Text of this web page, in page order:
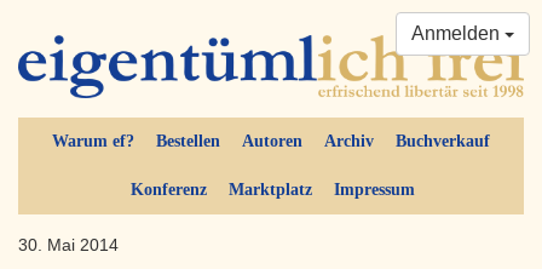
Warum ef? Bestellen Autoren Archiv Buchverkauf
Konferenz Marktplatz Impressum
Anmelden
30. Mai 2014